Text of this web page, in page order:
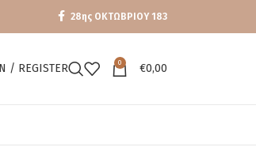
28ης ΟΚΤΩΒΡΙΟΥ 183
/ REGISTER 0 €0,00